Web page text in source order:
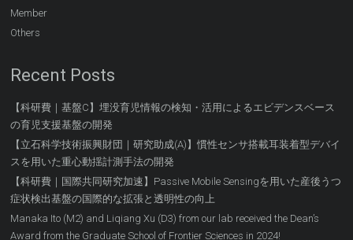
Member
Others
Recent Posts
【科研費｜基盤C】埋没育児情報の検知・活用によるエビデンスベース
の育児支援基盤の開発
【立石科学技術振興財団｜研究助成(A)】慣性センサ搭載耳装着型デバイ
スを用いた重心動揺計測手法の開発
【科研費｜国際共同研究加速】Passive Mobile Sensingを用いた産後うつ
症状検出基盤の国際的な拡張と透明性の向上
Manaka Ito (M2) and Liqiang Xu (D3) from our lab received the Dean’s
Award from the Graduate School of Frontier Sciences in 2024!